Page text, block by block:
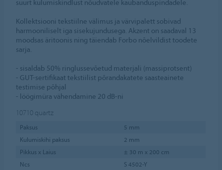
suurt kulumiskindlust nõudvatele kaubanduspindadele.
Kollektsiooni tekstiilne välimus ja värvipalett sobivad
harmooniliselt iga sisekujundusega. Akzent on saadaval 13
moodsas äritoonis ning täiendab Forbo nõelvildist toodete
sarja.
- sisaldab 50% ringlussevõetud materjali (massiprotsent)
- GUT-sertifikaat tekstiilist põrandakatete saasteainete
testimise põhjal
- löögimüra vähendamine 20 dB-ni
10710 quartz
Paksus
5 mm
Kulumiskihi paksus
2 mm
Pikkus x Laius
± 30 m x 200 cm
Ncs
S 4502-Y